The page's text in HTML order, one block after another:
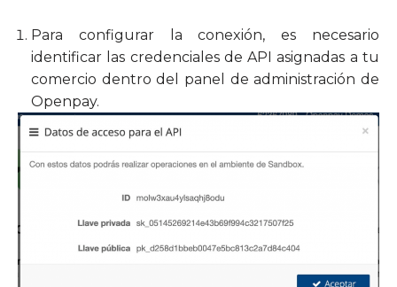
Para configurar la conexión, es necesario
identificar las credenciales de API asignadas a tu
comercio dentro del panel de administración de
Openpay.